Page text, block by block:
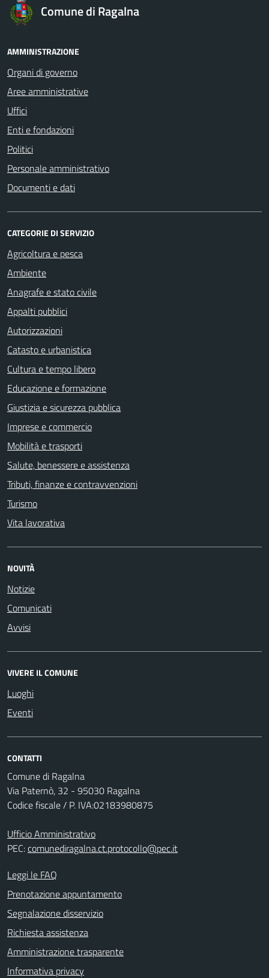
Comune di Ragalna
AMMINISTRAZIONE
Organi di governo
Aree amministrative
Uffici
Enti e fondazioni
Politici
Personale amministrativo
Documenti e dati
CATEGORIE DI SERVIZIO
Agricoltura e pesca
Ambiente
Anagrafe e stato civile
Appalti pubblici
Autorizzazioni
Catasto e urbanistica
Cultura e tempo libero
Educazione e formazione
Giustizia e sicurezza pubblica
Imprese e commercio
Mobilità e trasporti
Salute, benessere e assistenza
Tributi, finanze e contravvenzioni
Turismo
Vita lavorativa
NOVITÀ
Notizie
Comunicati
Avvisi
VIVERE IL COMUNE
Luoghi
Eventi
CONTATTI
Comune di Ragalna
Via Paternò, 32 - 95030 Ragalna
Codice fiscale / P. IVA:02183980875
Ufficio Amministrativo
PEC:comunediragalna.ct.protocollo@pec.it
Leggi le FAQ
Prenotazione appuntamento
Segnalazione disservizio
Richiesta assistenza
Amministrazione trasparente
Informativa privacy